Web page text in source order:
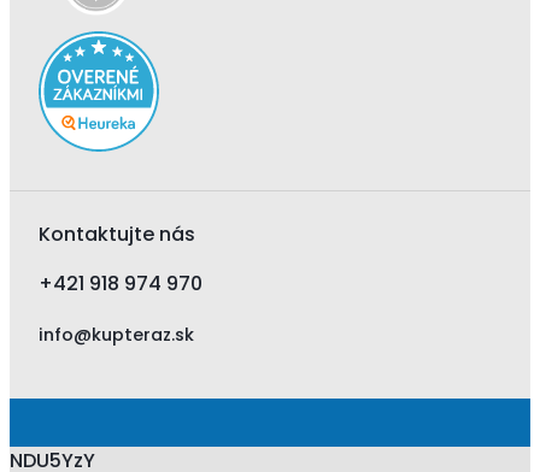
Kontaktujte nás
+421 918 974 970
info@kupteraz.sk
NDU5YzY